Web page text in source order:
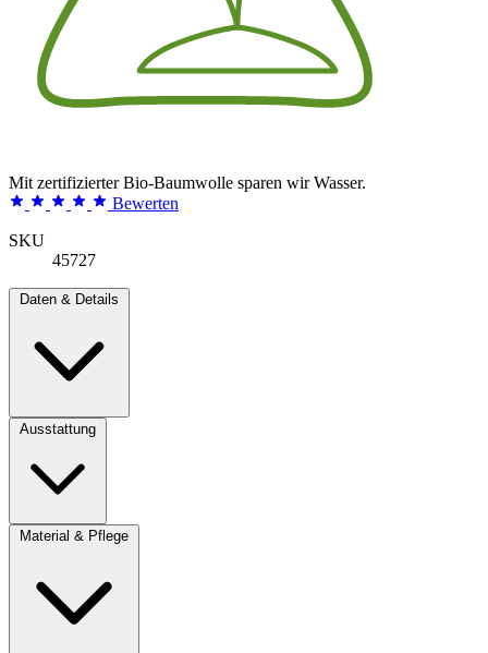
Mit zertifizierter Bio-Baumwolle sparen wir Wasser.
Bewerten
SKU
45727
Daten & Details
Ausstattung
Material & Pflege